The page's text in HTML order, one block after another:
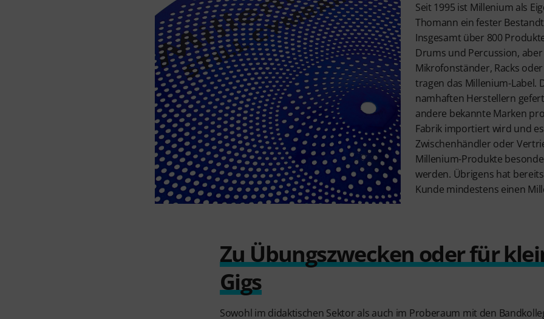
Seit 1995 ist Millenium als
Thomann ein fester
Insgesamt über 800
Drums und Percussion,
Mikrofonständer, Racks
tragen das Millenium-Label.
namhaften Herstellern
andere bekannte Marken
Fabrik importiert wird und
Zwischenhändler oder
Millenium-Produkte
werden. Übrigens hat
Kunde mindestens einen
Zu Übungszwecken oder für
Gigs
Sowohl im didaktischen Sektor als auch im Proberaum mit den